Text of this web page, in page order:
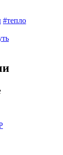
#тепло